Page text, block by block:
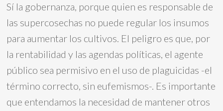
Sí la gobernanza, porque quien es responsable de
las supercosechas no puede regular los insumos
para aumentar los cultivos. El peligro es que, por
la rentabilidad y las agendas políticas, el agente
público sea permisivo en el uso de plaguicidas -el
término correcto, sin eufemismos-. Es importante
que entendamos la necesidad de mantener otros